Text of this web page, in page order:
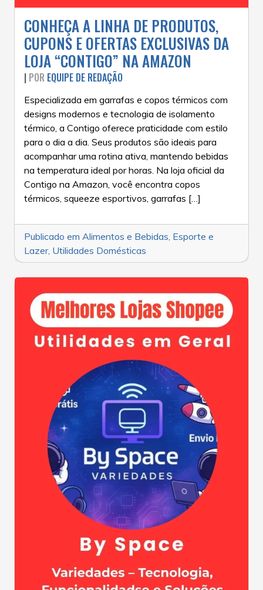
CONHEÇA A LINHA DE PRODUTOS,
CUPONS E OFERTAS EXCLUSIVAS DA
LOJA “CONTIGO” NA AMAZON
| POR EQUIPE DE REDAÇÃO
Especializada em garrafas e copos térmicos com
designs modernos e tecnologia de isolamento
térmico, a Contigo oferece praticidade com estilo
para o dia a dia. Seus produtos são ideais para
acompanhar uma rotina ativa, mantendo bebidas
na temperatura ideal por horas. Na loja oficial da
Contigo na Amazon, você encontra copos
térmicos, squeeze esportivos, garrafas […]
Publicado em Alimentos e Bebidas, Esporte e
Lazer, Utilidades Domésticas